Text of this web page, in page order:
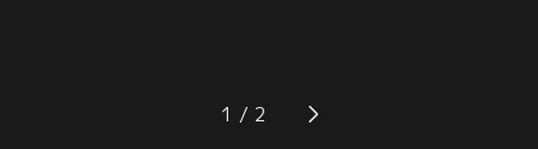
る。おまけに大事なシャンプーまで
使われて、何もしていないのにサル
と考えるいい子でもあった。もやも
やとした気分になるジャヒー様。存
1